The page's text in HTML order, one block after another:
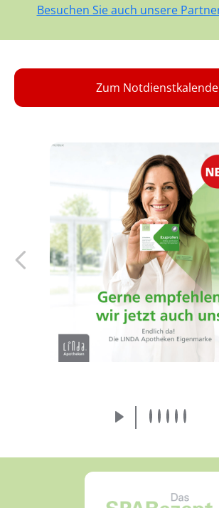
Besuchen Sie auch unsere
Zum
Endlich da! Die LINDA Eigenmarke:
Arzneimittel von der
Sie vertrauen.
Mehr erfahren